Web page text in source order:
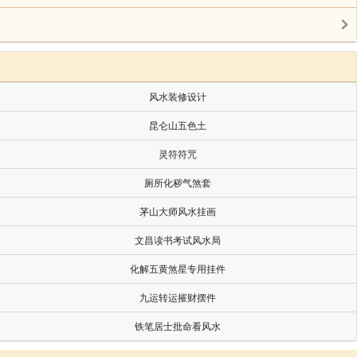
，而归于吉。此亦似古代故事。
风水装修设计
昆仑山五色土
灵符符咒
厕所化秽气煞套
茅山大师风水挂画
文昌读书考试风水局
化解五黄煞星专用挂件
九运转运摧财摆件
铁笔居士批命看风水